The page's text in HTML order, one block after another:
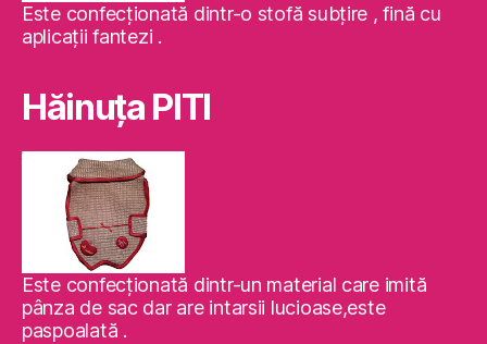
Este confecţionată dintr-o stofă subţire , fină cu
aplicaţii fantezi .
Hăinuţa PITI
Este confecţionată dintr-un material care imită
pânza de sac dar are intarsii lucioase,este
paspoalată .